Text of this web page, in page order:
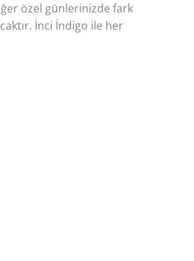
özel günlerinizde fark
İnci İndigo ile her